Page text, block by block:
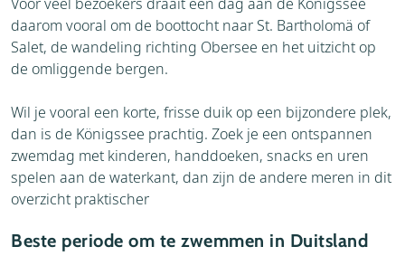
daarom vooral om de boottocht naar St. Bartholomä of
Salet, de wandeling richting Obersee en het uitzicht op
de omliggende bergen.
Wil je vooral een korte, frisse duik op een bijzondere plek,
dan is de Königssee prachtig. Zoek je een ontspannen
zwemdag met kinderen, handdoeken, snacks en uren
spelen aan de waterkant, dan zijn de andere meren in dit
overzicht praktischer
Beste periode om te zwemmen in Duitsland